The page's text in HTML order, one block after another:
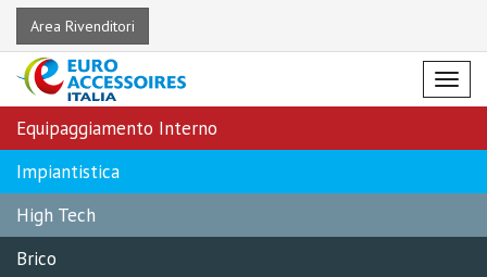
Area Rivenditori
Menu
Equipaggiamento Interno
Impiantistica
High Tech
Brico